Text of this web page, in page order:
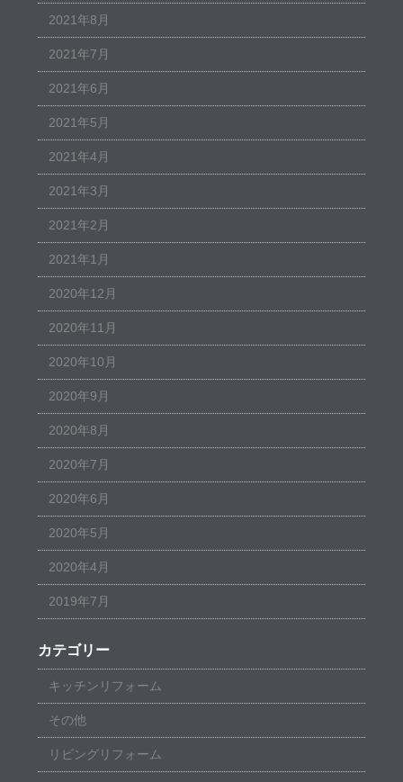
2021年8月
2021年7月
2021年6月
2021年5月
2021年4月
2021年3月
2021年2月
2021年1月
2020年12月
2020年11月
2020年10月
2020年9月
2020年8月
2020年7月
2020年6月
2020年5月
2020年4月
2019年7月
カテゴリー
キッチンリフォーム
その他
リビングリフォーム